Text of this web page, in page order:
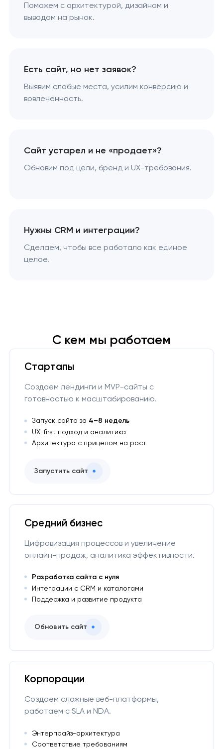
Поможем с архитектурой, дизайном и
выводом на рынок.
Есть сайт, но нет заявок?
Выявим слабые места, усилим конверсию и
вовлеченность.
Сайт устарел и не «продает»?
Обновим под цели, бренд и UX-требования.
Нужны CRM и интеграции?
Сделаем, чтобы все работало как единое
целое.
С кем мы работаем
Стартапы
Создаем лендинги и MVP-сайты с
готовностью к масштабированию.
Запуск сайта за 4–8 недель
UX-first подход и аналитика
Архитектура с прицелом на рост
Запустить сайт
Средний бизнес
Цифровизация процессов и увеличение
онлайн-продаж, аналитика эффективности.
Разработка сайта с нуля
Интеграции с CRM и каталогами
Поддержка и развитие продукта
Обновить сайт
Корпорации
Создаем сложные веб-платформы,
работаем с SLA и NDA.
Энтерпрайз-архитектура
Соответствие требованиям